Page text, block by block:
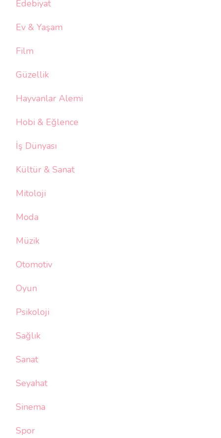
Edebiyat
Ev & Yaşam
Film
Güzellik
Hayvanlar Alemi
Hobi & Eğlence
İş Dünyası
Kültür & Sanat
Mitoloji
Moda
Müzik
Otomotiv
Oyun
Psikoloji
Sağlık
Sanat
Seyahat
Sinema
Spor